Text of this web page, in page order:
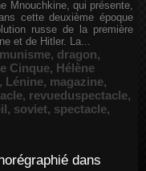
Mnouchkine, qui présente,
cette deuxième époque
russe de la première
et de Hitler. La...
, dragon,
Cinque, Hélène
, Lénine, magazine,
, revueduspectacle,
, soviet, spectacle,
dans